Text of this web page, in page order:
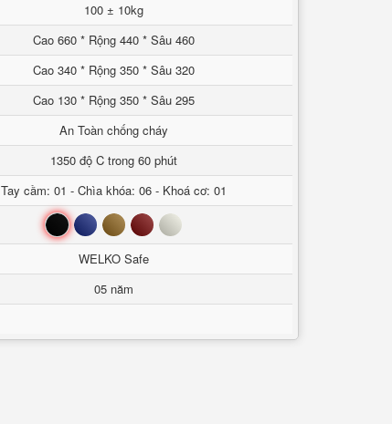
100 ± 10kg
Cao 660 * Rộng 440 * Sâu 460
Cao 340 * Rộng 350 * Sâu 320
Cao 130 * Rộng 350 * Sâu 295
An Toàn chống cháy
1350 độ C trong 60 phút
Tay cầm: 01 - Chìa khóa: 06 - Khoá cơ: 01
Đen Xanh Nâu Đỏ Trắng
WELKO Safe
05 năm